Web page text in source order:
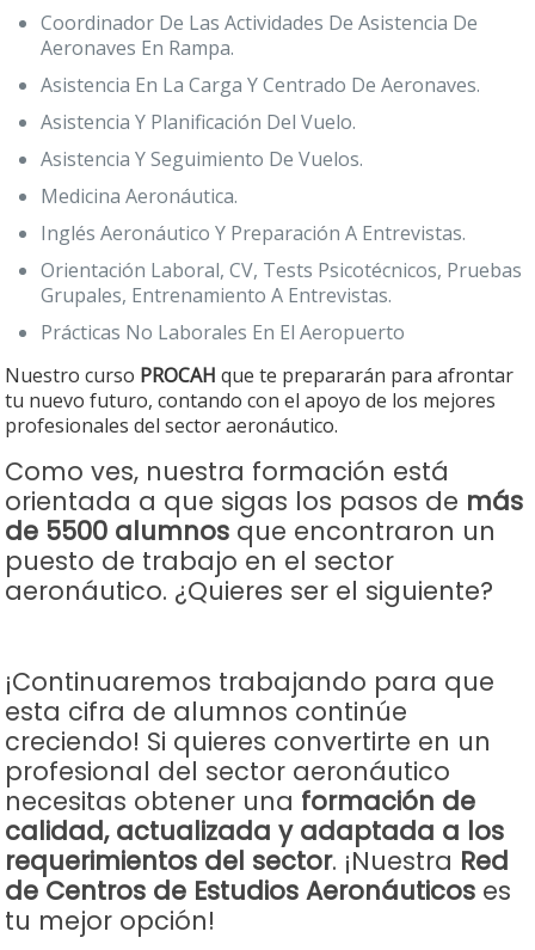
Coordinador De Las Actividades De Asistencia De
Aeronaves En Rampa.
Asistencia En La Carga Y Centrado De Aeronaves.
Asistencia Y Planificación Del Vuelo.
Asistencia Y Seguimiento De Vuelos.
Medicina Aeronáutica.
Inglés Aeronáutico Y Preparación A Entrevistas.
Orientación Laboral, CV, Tests Psicotécnicos, Pruebas
Grupales, Entrenamiento A Entrevistas.
Prácticas No Laborales En El Aeropuerto
Nuestro curso PROCAH que te prepararán para afrontar
tu nuevo futuro, contando con el apoyo de los mejores
profesionales del sector aeronáutico.
Como ves, nuestra formación está
orientada a que sigas los pasos de más
de 5500 alumnos que encontraron un
puesto de trabajo en el sector
aeronáutico. ¿Quieres ser el siguiente?
¡Continuaremos trabajando para que
esta cifra de alumnos continúe
creciendo! Si quieres convertirte en un
profesional del sector aeronáutico
necesitas obtener una formación de
calidad, actualizada y adaptada a los
requerimientos del sector. ¡Nuestra Red
de Centros de Estudios Aeronáuticos es
tu mejor opción!